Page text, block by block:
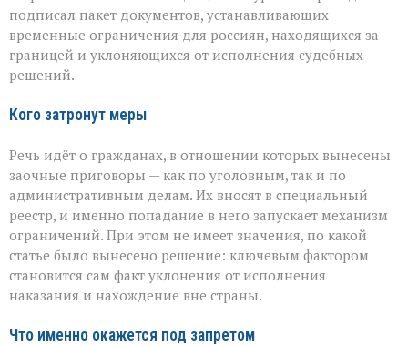
безнаказанность»:
новые
ограничения
для
подписал пакет документов, устанавливающих
временные ограничения для россиян, находящихся за
границей и уклоняющихся от исполнения судебных
решений.
Кого затронут меры
Речь идёт о гражданах, в отношении которых вынесены
заочные приговоры — как по уголовным, так и по
административным делам. Их вносят в специальный
реестр, и именно попадание в него запускает механизм
ограничений. При этом не имеет значения, по какой
статье было вынесено решение: ключевым фактором
становится сам факт уклонения от исполнения
наказания и нахождение вне страны.
Что именно окажется под запретом